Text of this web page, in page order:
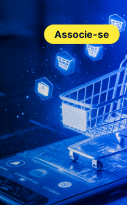
Associe-se